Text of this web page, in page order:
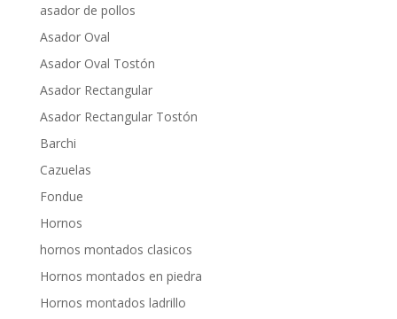
asador de pollos
Asador Oval
Asador Oval Tostón
Asador Rectangular
Asador Rectangular Tostón
Barchi
Cazuelas
Fondue
Hornos
hornos montados clasicos
Hornos montados en piedra
Hornos montados ladrillo